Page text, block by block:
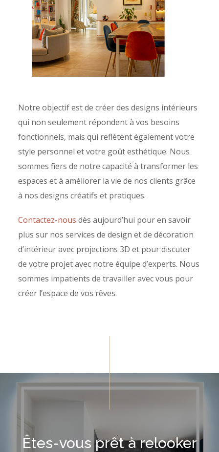
Notre objectif est de créer des designs intérieurs
qui non seulement répondent à vos besoins
fonctionnels, mais qui reflètent également votre
style personnel et votre goût esthétique. Nous
sommes fiers de notre capacité à transformer les
espaces et à améliorer la vie de nos clients grâce
à nos designs créatifs et pratiques.
Contactez-nous dès aujourd’hui pour en savoir
plus sur nos services de design et de décoration
d’intérieur avec projections 3D et pour discuter
de votre projet avec notre équipe d’experts. Nous
sommes impatients de travailler avec vous pour
créer l’espace de vos rêves.
Êtes-vous prêt à relooker